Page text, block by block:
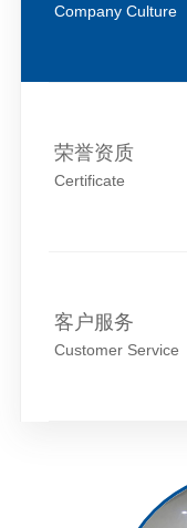
Company Culture
荣誉资质
Certificate
客户服务
Customer Service